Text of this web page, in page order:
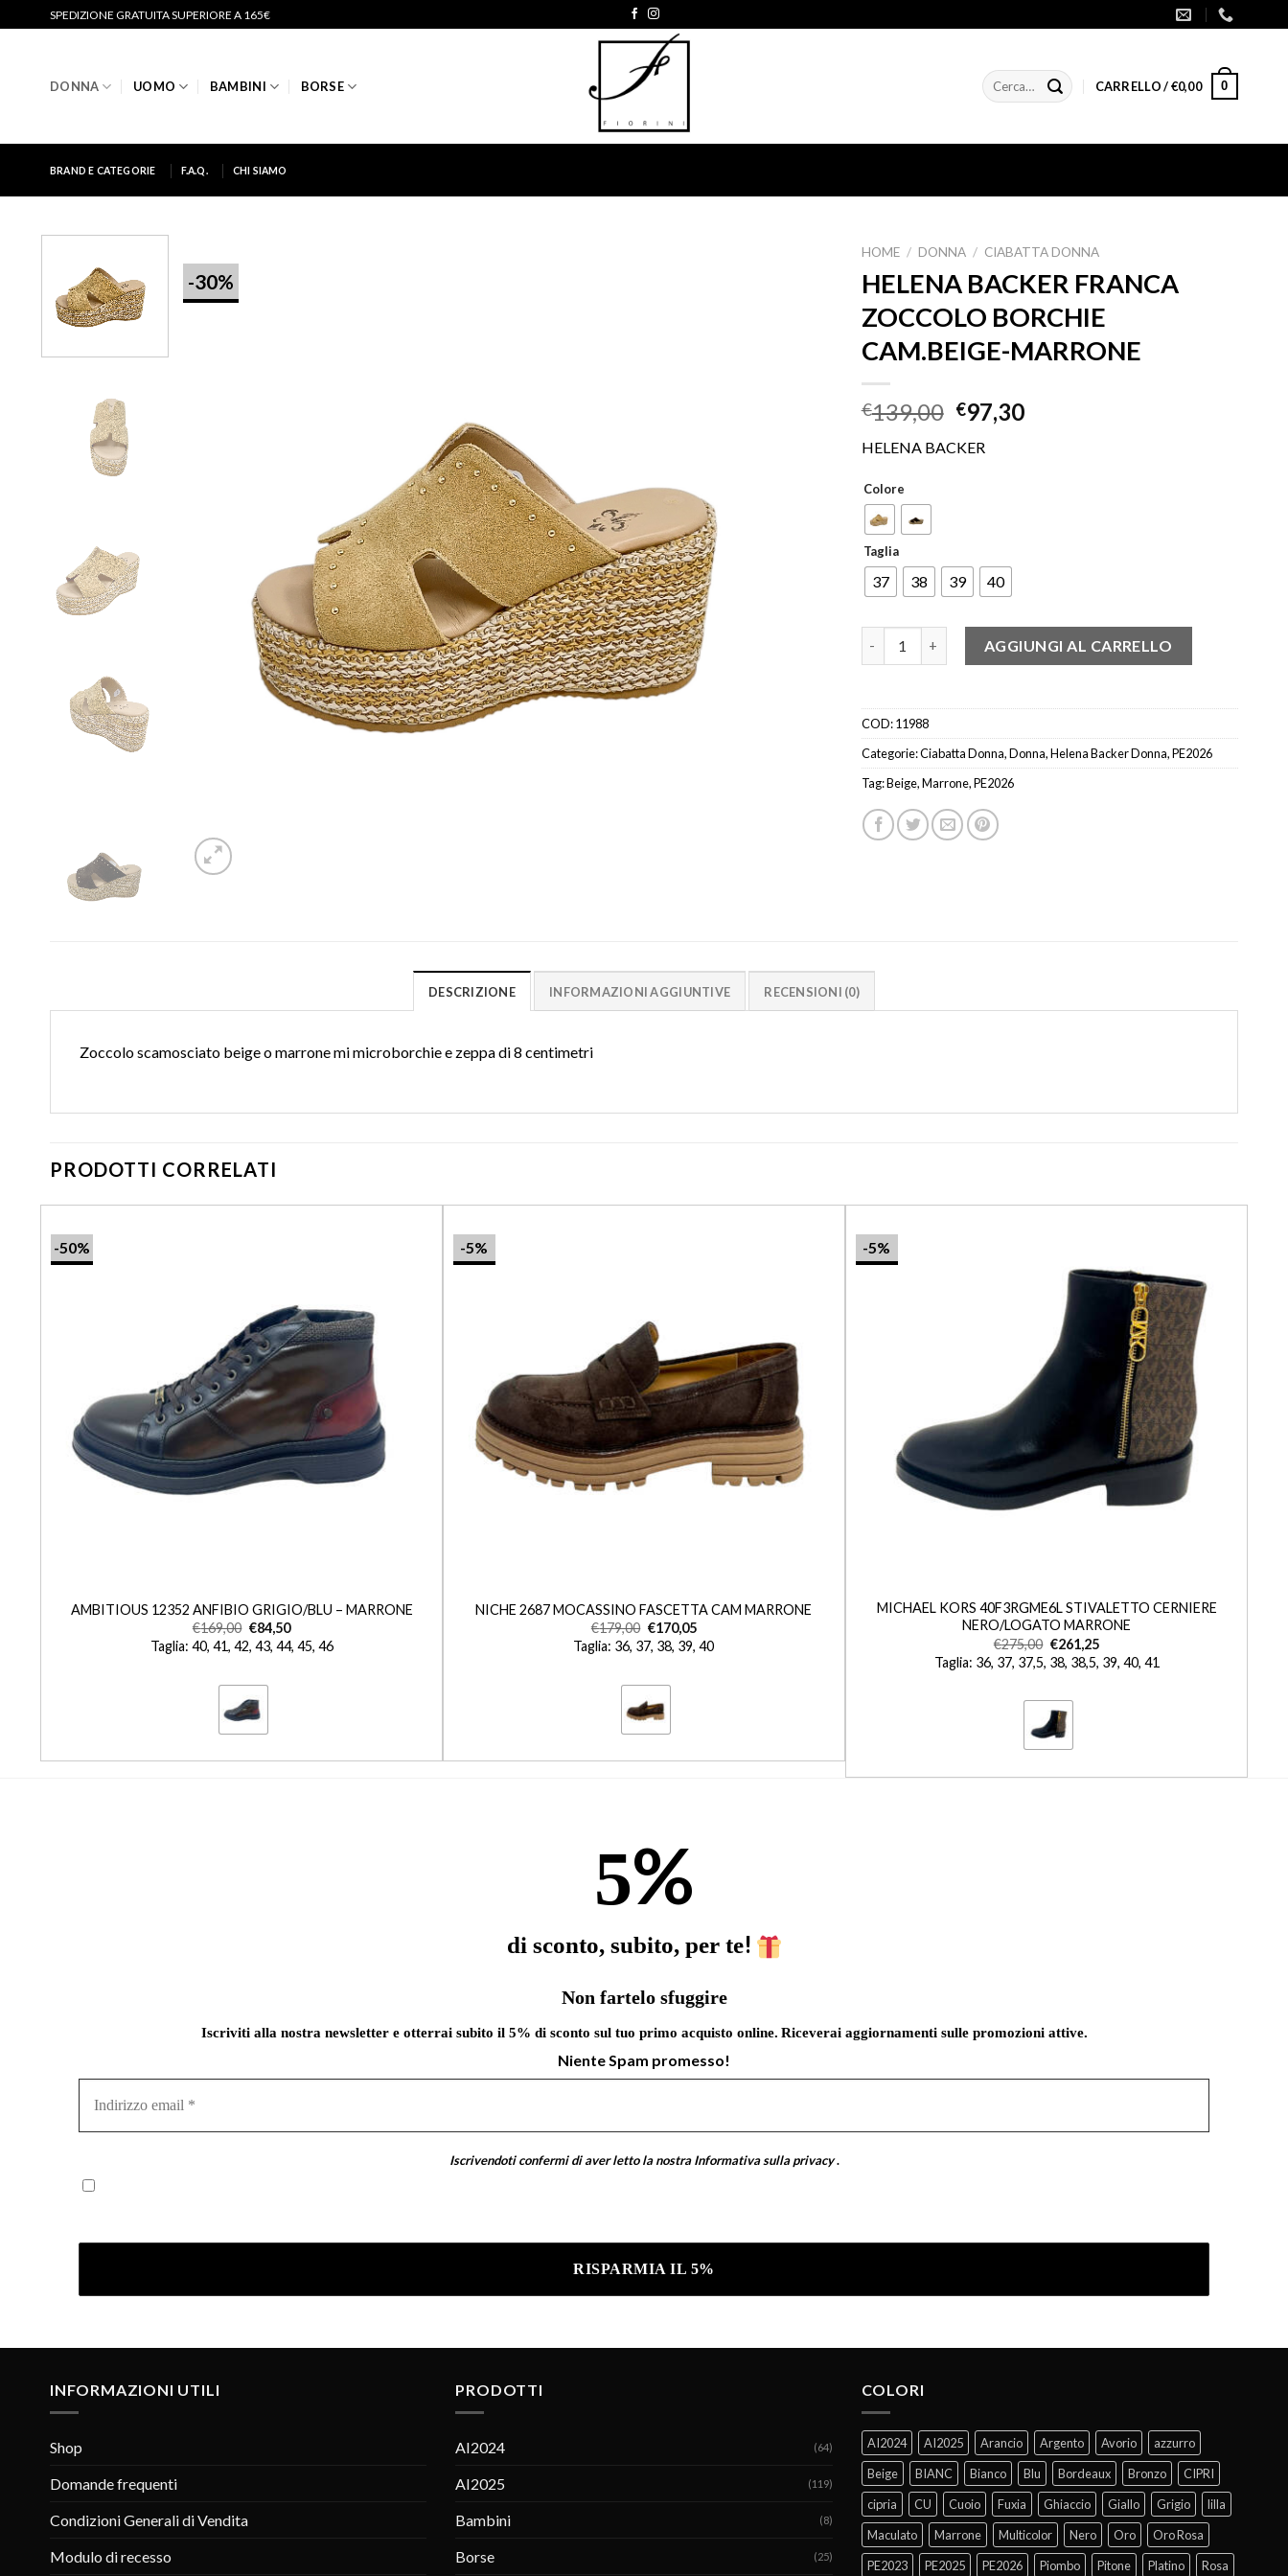
SPEDIZIONE GRATUITA SUPERIORE A 165€
DONNA UOMO BAMBINI BORSE Cerca: CARRELLO /€0,00 0
BRAND E CATEGORIE F.A.Q. CHI SIAMO
-30%
HOME / DONNA / CIABATTA DONNA
HELENA BACKER FRANCA
ZOCCOLO BORCHIE
CAM.BEIGE-MARRONE
€139,00 €97,30
HELENA BACKER
Colore
Taglia
37 38 39 40
HELENA BACKER FRANCA ZOCCOLO BORCHIE CAM.BEIGE-
AGGIUNGI AL CARRELLO
COD:11988
Categorie:Ciabatta Donna,Donna,Helena Backer Donna,PE2026
Tag:Beige,Marrone,PE2026
DESCRIZIONE INFORMAZIONI AGGIUNTIVE RECENSIONI (0)
Zoccolo scamosciato beige o marrone mi microborchie e zeppa di 8 centimetri
PRODOTTI CORRELATI
-50%
AMBITIOUS 12352 ANFIBIO GRIGIO/BLU – MARRONE
€169,00 €84,50
Taglia: 40, 41, 42, 43, 44, 45, 46
-5%
NICHE 2687 MOCASSINO FASCETTA CAM MARRONE
€179,00 €170,05
Taglia: 36, 37, 38, 39, 40
-5%
MICHAEL KORS 40F3RGME6L STIVALETTO CERNIERE
NERO/LOGATO MARRONE
€275,00 €261,25
Taglia: 36, 37, 37,5, 38, 38,5, 39, 40, 41
5%
di sconto, subito, per te!
Non fartelo sfuggire
Iscriviti alla nostra newsletter e otterrai subito il 5% di sconto sul tuo primo acquisto online. Riceverai aggiornamenti sulle promozioni attive.
Niente Spam promesso!
email
Iscrivendoti confermi di aver letto la nostraInformativa sulla privacy .
INFORMAZIONI UTILI
Shop
Domande frequenti
Condizioni Generali di Vendita
Modulo di recesso
PRODOTTI
AI2024 (64)
AI2025 (119)
Bambini (8)
Borse (25)
COLORI
AI2024 AI2025 Arancio Argento Avorio
azzurro
Beige
BIANC Bianco Blu Bordeaux Bronzo
CIPRI
cipria
CU Cuoio Fuxia Ghiaccio Giallo Grigio
lilla
Maculato
Marrone Multicolor Nero Oro
Oro Rosa
PE2023
PE2025 PE2026 Piombo Pitone Platino Rosa